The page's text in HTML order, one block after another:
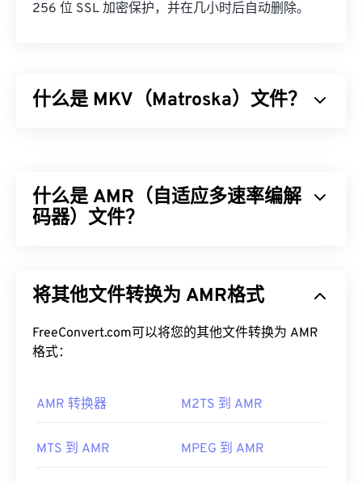
256 位 SSL 加密保护，并在几小时后自动删除。
什么是 MKV（Matroska）文件？
行自定义。其名称源于“套娃”（Matryoshka），这
是一种著名的俄罗斯手工艺品，由一组尺寸逐渐减小
打开 MKV 文件的最佳方法是使用 VLC 媒体播放器
该播放器兼容所有操作系统和平台。这一点很重要，
因为 MKV 并非行业标准，这意味着其他媒体播放器
此外，MKV 不使用编解码器来压缩文件大小，这意
味着文件可能非常大。因此，打开 MKV 文件的另一
器。为此，请从受信任的站点（例如Ninite
什么是 AMR（自适应多速率编解
码器）文件？
此非常适合语音录制和广播。它常用于全球移动通信
如何打开 AMR 文件？
数3G 移动设备都可以打开它们。AMR 也可以使用
来打开。
将其他文件转换为 AMR格式
FreeConvert.com可以将您的其他文件转换为 AMR
格式：
AMR 转换器 M2TS 到 AMR
MTS 到 AMR MPEG 到 AMR